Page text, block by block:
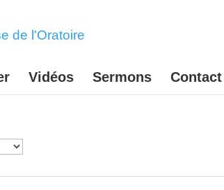
Vidéos Sermons Contact